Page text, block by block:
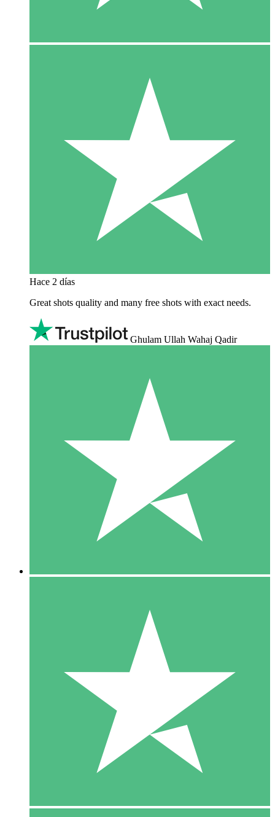
Hace 2 días
Great shots quality and many free shots with exact needs.
Ghulam Ullah Wahaj Qadir